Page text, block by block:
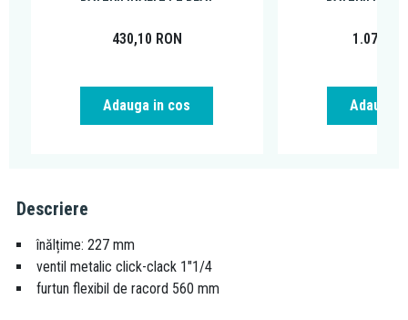
430,10 RON
Adauga in cos
1.071,46
Adauga
Descriere
înălțime: 227 mm
ventil metalic click-clack 1"1/4
furtun flexibil de racord 560 mm